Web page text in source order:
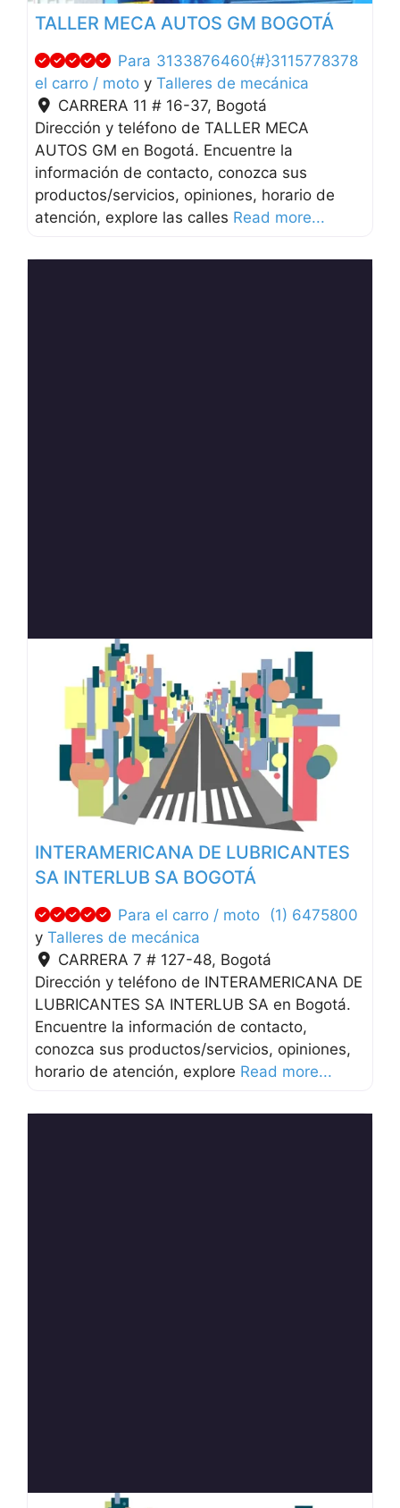
TALLER MECA AUTOS GM BOGOTÁ
3133876460{#}3115778378
Para
el carro / moto y Talleres de mecánica
CARRERA 11 # 16-37, Bogotá
Dirección y teléfono de TALLER MECA
AUTOS GM en Bogotá. Encuentre la
información de contacto, conozca sus
productos/servicios, opiniones, horario de
atención, explore las calles Read more...
Anterior
INTERAMERICANA DE LUBRICANTES
SA INTERLUB SA BOGOTÁ
(1) 6475800
Para el carro / moto
y Talleres de mecánica
CARRERA 7 # 127-48, Bogotá
Dirección y teléfono de INTERAMERICANA DE
LUBRICANTES SA INTERLUB SA en Bogotá.
Encuentre la información de contacto,
conozca sus productos/servicios, opiniones,
horario de atención, explore Read more...